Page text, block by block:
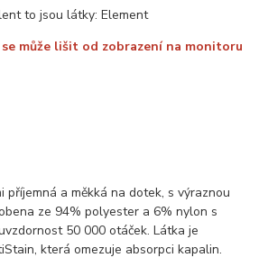
to jsou látky: Element
může lišit od zobrazení na monitoru
příjemná a měkká na dotek, s výraznou
ze 94% polyester a 6% nylon s
50 000 otáček. Látka je
která omezuje absorpci kapalin.